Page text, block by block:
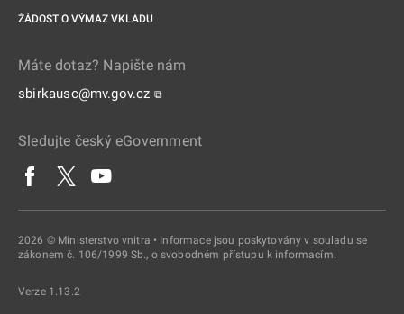
ŽÁDOST O VÝMAZ VKLADU
Máte dotaz? Napište nám
sbirkausc@mv.gov.cz ⧉
Sledujte český eGovernment
2026 © Ministerstvo vnitra • Informace jsou poskytovány v souladu se
zákonem č. 106/1999 Sb., o svobodném přístupu k informacím.
Verze 1.13.2